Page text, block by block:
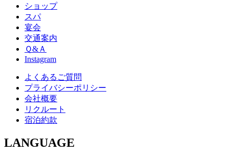
ショップ
スパ
宴会
交通案内
Ｑ&Ａ
Instagram
よくあるご質問
プライバシーポリシー
会社概要
リクルート
宿泊約款
LANGUAGE